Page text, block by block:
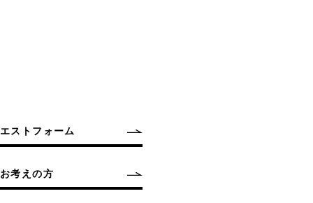
ストフォーム
考えの方